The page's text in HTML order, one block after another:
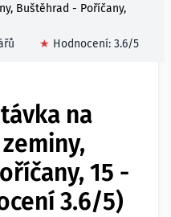
Buštěhrad - Poříčany,
★ Hodnocení: 3.6/5
na
15 -
3.6/5)